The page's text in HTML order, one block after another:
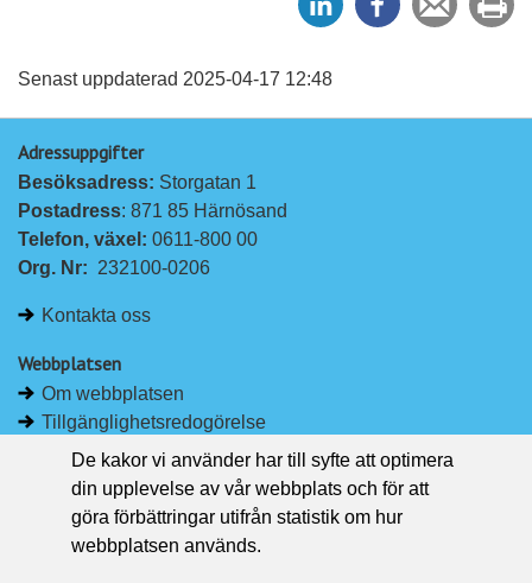
e
e
en
ut
Senast uppdaterad 2025-04-17 12:48
Adressuppgifter
Besöksadress: Storgatan 1
Postadress: 871 85 Härnösand
Telefon, växel: 0611-800 00
Org. Nr: 232100-0206
Kontakta oss
Webbplatsen
Om webbplatsen
Tillgänglighetsredogörelse
Om kakor
Pressrum
Håll dig uppdaterad
Följ Region Västernorrland på Facebook
De kakor vi använder har till syfte att optimera
din upplevelse av vår webbplats och för att
göra förbättringar utifrån statistik om hur
webbplatsen används.